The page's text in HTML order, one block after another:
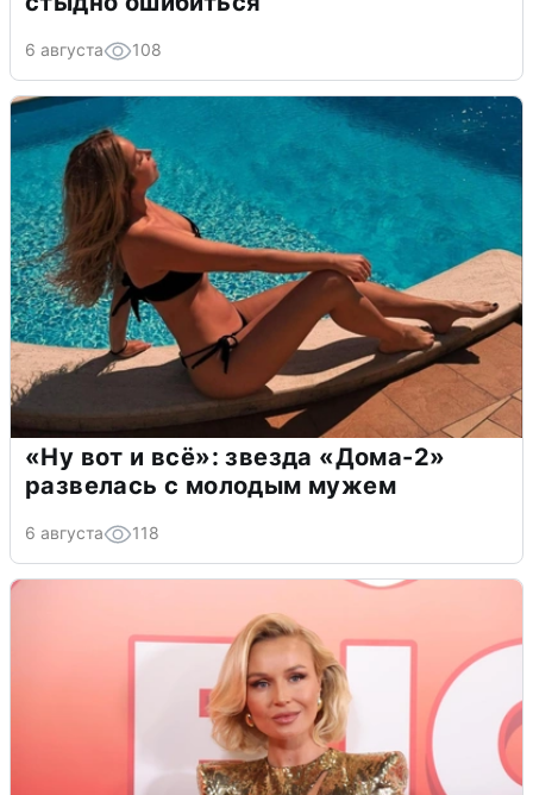
6 августа 108
«Ну вот и всё»: звезда «Дома-2»
развелась с молодым мужем
6 августа 118